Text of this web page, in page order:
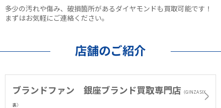
多少の汚れや傷み、破損箇所があるダイヤモンドも買取可能です！
まずはお気軽にご連絡ください。
店舗のご紹介
ブランドファン 銀座ブランド買取専門店 （GINZA SIX
裏）